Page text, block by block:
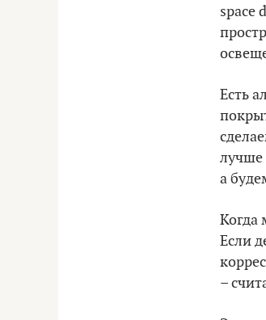
space
Есть
лучше
а
Когда
Если
–